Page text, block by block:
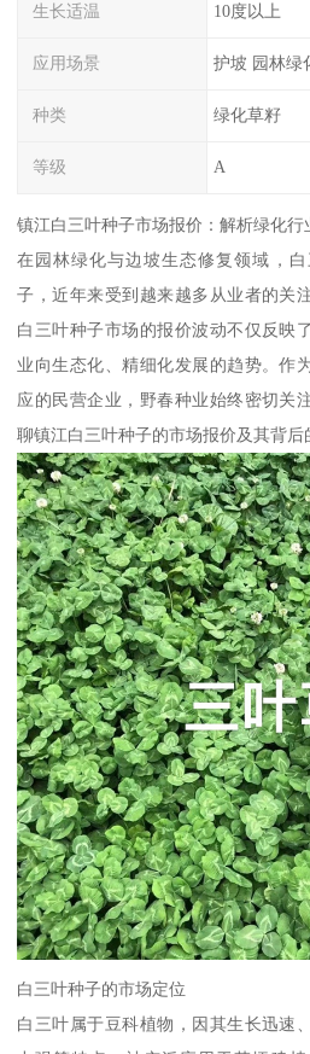
生长适温 10度以上
应用场景 护坡 园林绿
种类 绿化草籽
等级 A
镇江白三叶种子市场报价：解析绿化行
在园林绿化与边坡生态修复领域，
子，近年来受到越来越多从业者的关
白三叶种子市场的报价波动不仅反映
业向生态化、精细化发展的趋势。作
应的民营企业，野春种业始终密切关
聊镇江白三叶种子的市场报价及其背后
白三叶种子的市场定位
白三叶属于豆科植物，因其生长迅速